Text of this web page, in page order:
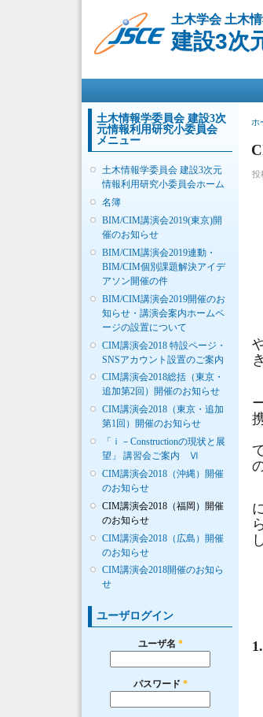
土木学会 土木
建設3次
土木情報学委員会 建設3次
元情報利用研究小委員会
メニュー
土木情報学委員会 建設3次元
情報利用研究小委員会ホーム
名簿
BIM/CIM講演会2019(東京)開
催のお知らせ
BIM/CIM講演会2019連動・
BIM/CIM個別課題解決アイデ
アソン開催の件
BIM/CIM講演会2019開催のお
知らせ・講演会案内ホームペ
ージの設置について
CIM講演会2018 特設ページ・
SNSアカウント設置のご案内
CIM講演会2018総括（東京・
追加第2回）開催のお知らせ
CIM講演会2018（東京・追加
第1回）開催のお知らせ
「ｉ－Constructionの現状と展
望」 講習会ご案内 Ⅵ
CIM講演会2018（沖縄）開催
のお知らせ
CIM講演会2018（福岡）開催
のお知らせ
CIM講演会2018（広島）開催
のお知らせ
CIM講演会2018開催のお知ら
せ
ユーザログイン
ユーザ名 *
パスワード *
ホ
投